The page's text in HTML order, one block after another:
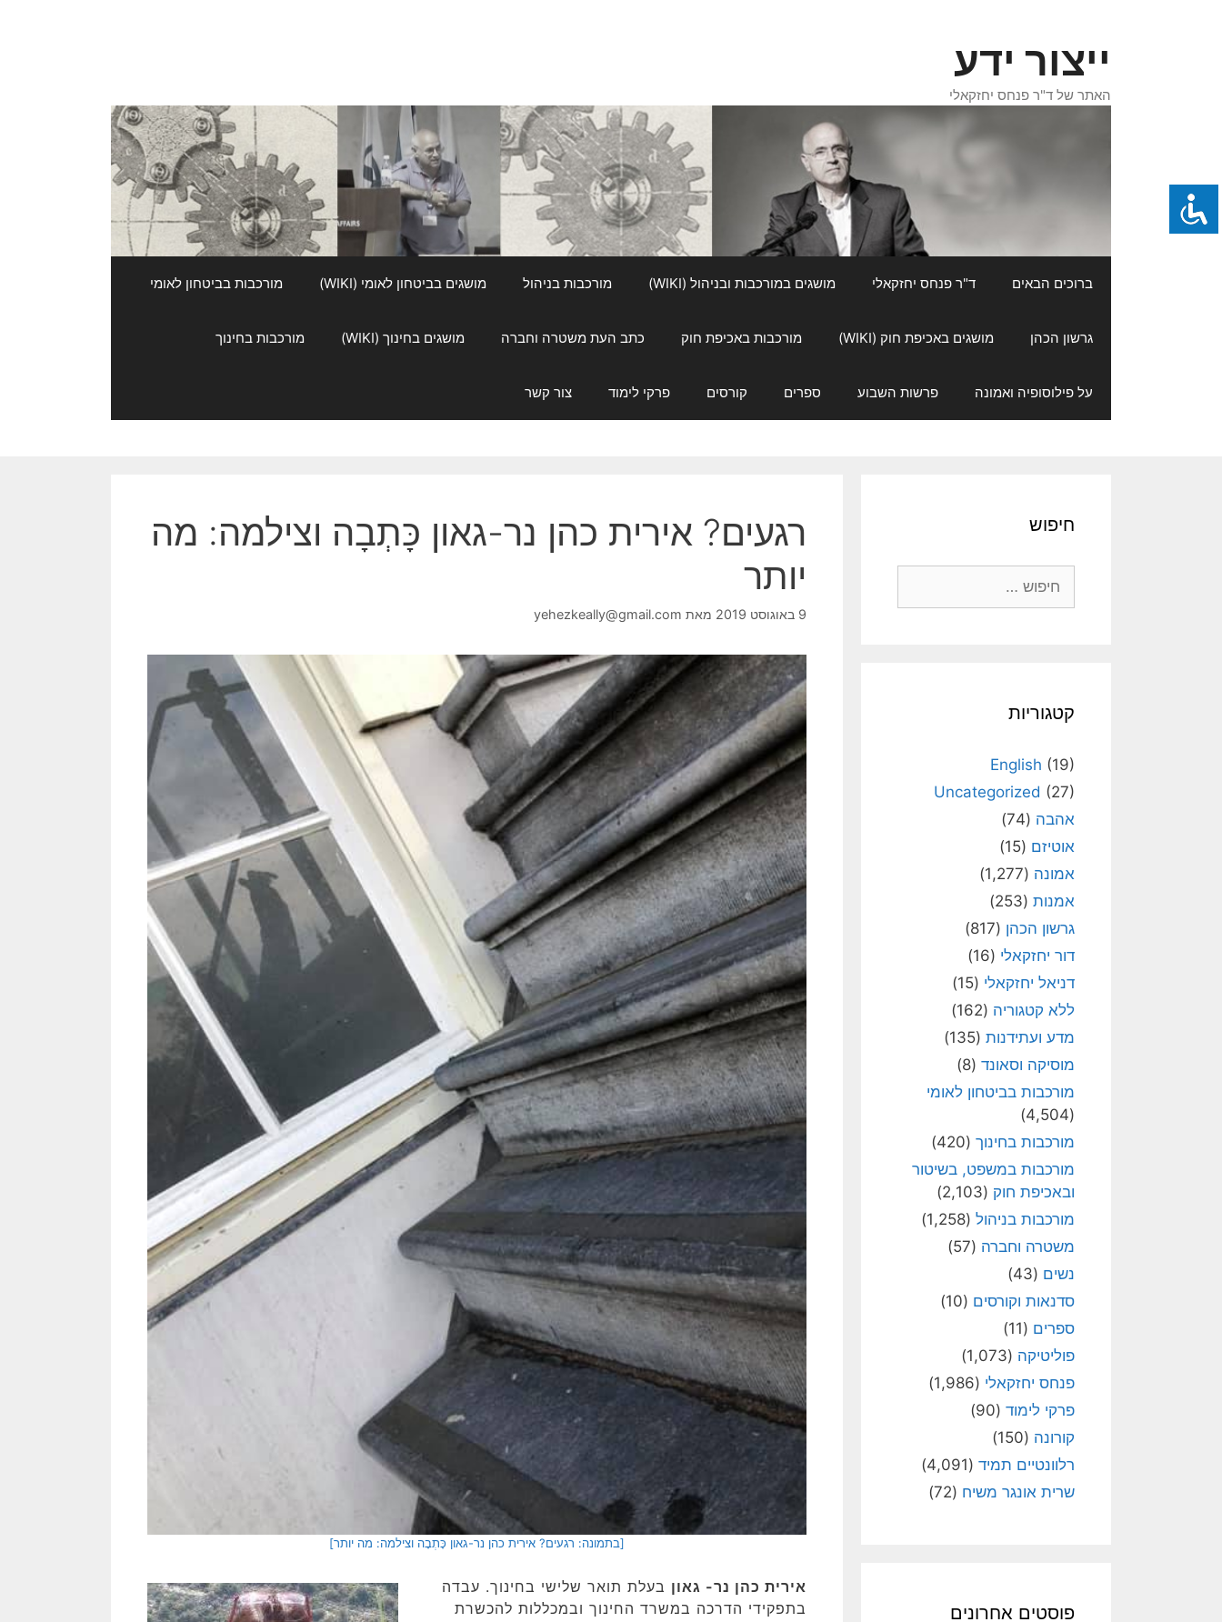
ייצור ידע
האתר של ד"ר פנחס יחזקאלי
ברוכים הבאים ד"ר פנחס יחזקאלי מושגים במורכבות ובניהול (WIKI) מורכבות בניהול מושגים בביטחון לאומי (WIKI) מורכבות בביטחון לאומי
גרשון הכהן מושגים באכיפת חוק (WIKI) מורכבות באכיפת חוק כתב העת משטרה וחברה מושגים בחינוך (WIKI) מורכבות בחינוך
על פילוסופיה ואמונה פרשות השבוע ספרים קורסים פרקי לימוד צור קשר
רגעים? אירית כהן נר-גאון כָּתְבָה וצילמה: מה
יותר
9 באוגוסט 2019 מאת yehezkeally@gmail.com
[בתמונה: רגעים? אירית כהן נר-גאון כָּתְבָה וצילמה: מה יותר]
אירית כהן נר- גאון בעלת תואר שלישי בחינוך. עבדה
בתפקידי הדרכה במשרד החינוך ובמכללות להכשרת
חיפוש
קטגוריות
English (19)
Uncategorized (27)
אהבה (74)
אוטיזם (15)
אמונה (1,277)
אמנות (253)
גרשון הכהן (817)
דור יחזקאלי (16)
דניאל יחזקאלי (15)
ללא קטגוריה (162)
מדע ועתידנות (135)
מוסיקה וסאונד (8)
מורכבות בביטחון לאומי
(4,504)
מורכבות בחינוך (420)
מורכבות במשפט, בשיטור
ובאכיפת חוק (2,103)
מורכבות בניהול (1,258)
משטרה וחברה (57)
נשים (43)
סדנאות וקורסים (10)
ספרים (11)
פוליטיקה (1,073)
פנחס יחזקאלי (1,986)
פרקי לימוד (90)
קורונה (150)
רלוונטיים תמיד (4,091)
שרית אונגר משיח (72)
פוסטים אחרונים